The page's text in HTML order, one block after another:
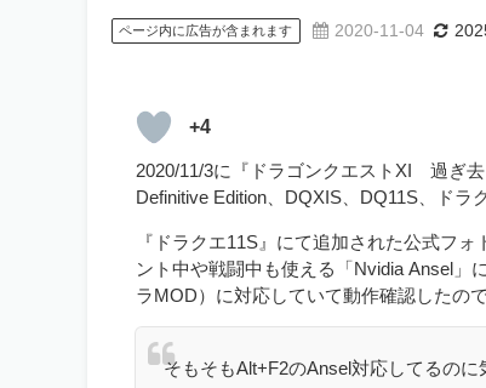
ページ内に広告が含まれます 2020-11-04
+4
2020/11/3に『ドラゴンクエストXI 過ぎ
Definitive Edition、DQXIS、DQ11S、ドラ
『ドラクエ11S』にて追加された公式フ
ント中や戦闘中も使える「Nvidia Ansel」
ラMOD）に対応していて動作確認したの
そもそもAlt+F2のAnsel対応してるのに